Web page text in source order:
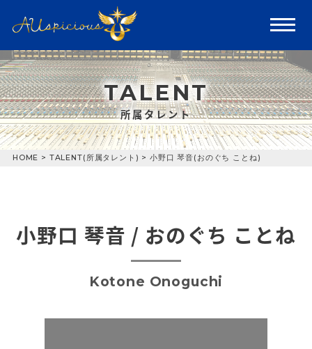
TALENT
所属タレント
HOME > TALENT(所属タレント) >小野口 琴音(おのぐち ことね)
小野口 琴音 / おのぐち ことね
Kotone Onoguchi